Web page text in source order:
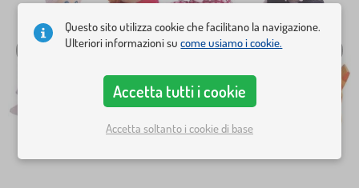
Questo sito utilizza cookie che facilitano la navigazione.
Ulteriori informazioni sucome usiamo i cookie.
Accetta tutti i cookie
Accetta soltanto i cookie di base